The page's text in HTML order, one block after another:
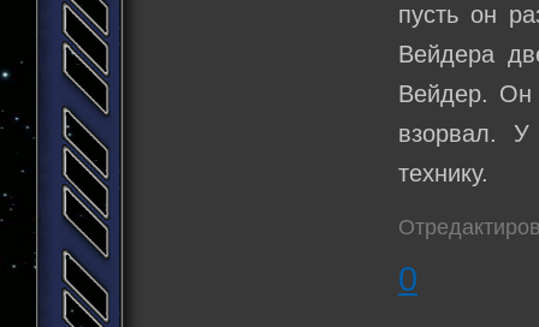
пусть он
Вейдера
Вейдер. Он
взорвал. У
технику.
0